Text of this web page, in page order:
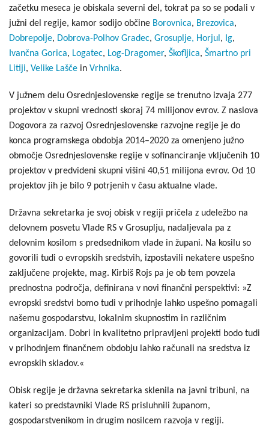
začetku meseca je obiskala severni del, tokrat pa so se podali v
južni del regije, kamor sodijo občine Borovnica, Brezovica,
Dobrepolje, Dobrova-Polhov Gradec, Grosuplje, Horjul, Ig,
Ivančna Gorica, Logatec, Log-Dragomer, Škofljica, Šmartno pri
Litiji, Velike Lašče in Vrhnika.
V južnem delu Osrednjeslovenske regije se trenutno izvaja 277
projektov v skupni vrednosti skoraj 74 milijonov evrov. Z naslova
Dogovora za razvoj Osrednjeslovenske razvojne regije je do
konca programskega obdobja 2014–2020 za omenjeno južno
območje Osrednjeslovenske regije v sofinanciranje vključenih 10
projektov v predvideni skupni višini 40,51 milijona evrov. Od 10
projektov jih je bilo 9 potrjenih v času aktualne vlade.
Državna sekretarka je svoj obisk v regiji pričela z udeležbo na
delovnem posvetu Vlade RS v Grosuplju, nadaljevala pa z
delovnim kosilom s predsednikom vlade in župani. Na kosilu so
govorili tudi o evropskih sredstvih, izpostavili nekatere uspešno
zaključene projekte, mag. Kirbiš Rojs pa je ob tem povzela
prednostna področja, definirana v novi finančni perspektivi: »Z
evropski sredstvi bomo tudi v prihodnje lahko uspešno pomagali
našemu gospodarstvu, lokalnim skupnostim in različnim
organizacijam. Dobri in kvalitetno pripravljeni projekti bodo tudi
v prihodnjem finančnem obdobju lahko računali na sredstva iz
evropskih skladov.«
Obisk regije je državna sekretarka sklenila na javni tribuni, na
kateri so predstavniki Vlade RS prisluhnili županom,
gospodarstvenikom in drugim nosilcem razvoja v regiji.